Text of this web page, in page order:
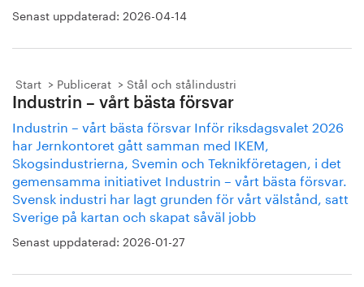
Senast uppdaterad: 2026-04-14
Start Publicerat Stål och stålindustri
Industrin – vårt bästa försvar
Industrin – vårt bästa försvar Inför riksdagsvalet 2026
har Jernkontoret gått samman med IKEM,
Skogsindustrierna, Svemin och Teknikföretagen, i det
gemensamma initiativet Industrin – vårt bästa försvar.
Svensk industri har lagt grunden för vårt välstånd, satt
Sverige på kartan och skapat såväl jobb
Senast uppdaterad: 2026-01-27